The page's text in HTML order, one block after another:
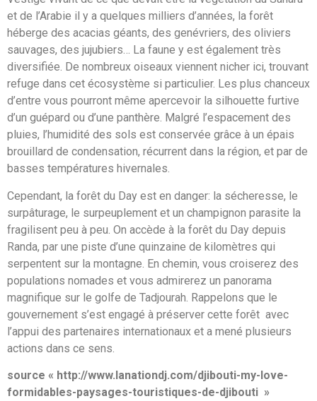
et de l’Arabie il y a quelques milliers d’années, la forêt
héberge des acacias géants, des genévriers, des oliviers
sauvages, des jujubiers… La faune y est également très
diversifiée. De nombreux oiseaux viennent nicher ici, trouvant
refuge dans cet écosystème si particulier. Les plus chanceux
d’entre vous pourront même apercevoir la silhouette furtive
d’un guépard ou d’une panthère. Malgré l’espacement des
pluies, l’humidité des sols est conservée grâce à un épais
brouillard de condensation, récurrent dans la région, et par de
basses températures hivernales.
Cependant, la forêt du Day est en danger: la sécheresse, le
surpâturage, le surpeuplement et un champignon parasite la
fragilisent peu à peu. On accède à la forêt du Day depuis
Randa, par une piste d’une quinzaine de kilomètres qui
serpentent sur la montagne. En chemin, vous croiserez des
populations nomades et vous admirerez un panorama
magnifique sur le golfe de Tadjourah. Rappelons que le
gouvernement s’est engagé à préserver cette forêt avec
l’appui des partenaires internationaux et a mené plusieurs
actions dans ce sens.
source « http://www.lanationdj.com/djibouti-my-love-
formidables-paysages-touristiques-de-djibouti »